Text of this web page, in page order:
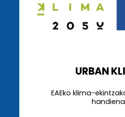
URBAN
EAEko klima-
handiena